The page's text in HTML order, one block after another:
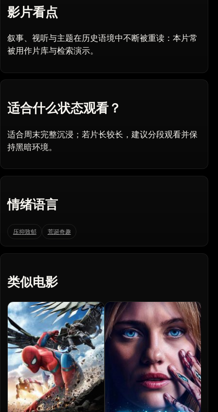
影片看点
叙事、视听与主题在历史语境中不断被重读：本片常
被用作片库与检索演示。
适合什么状态观看？
适合周末完整沉浸；若片长较长，建议分段观看并保
持黑暗环境。
情绪语言
压抑致郁 荒诞奇趣
类似电影